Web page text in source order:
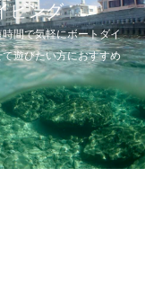
ビング
間で気軽にボートダイ
遊びたい方におすすめ